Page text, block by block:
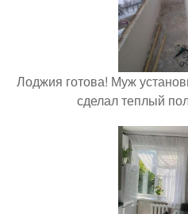
Лоджия готова! Муж
сделал теплый